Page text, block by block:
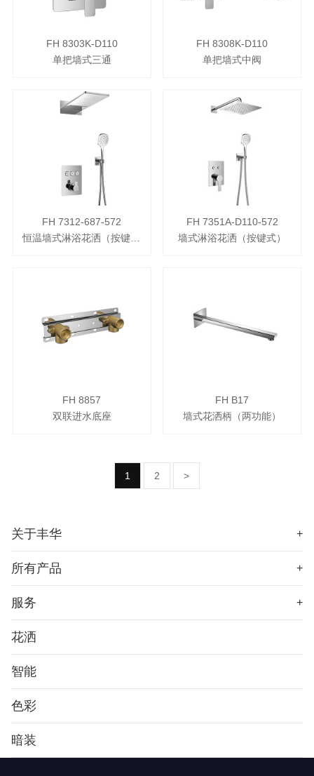
FH 8303K-D110
单把墙式三通
FH 8308K-D110
单把墙式中阀
FH 7312-687-572
恒温墙式淋浴花洒（按键式）
FH 7351A-D110-572
墙式淋浴花洒（按键式）
FH 8857
双联进水底座
FH B17
墙式花洒柄（两功能）
1 2 >
关于丰华 +
所有产品 +
服务 +
花洒
智能
色彩
暗装